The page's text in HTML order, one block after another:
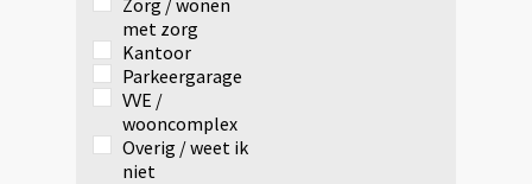
met zorg
Kantoor
Parkeergarage
VVE /
wooncomplex
Overig / weet ik
niet